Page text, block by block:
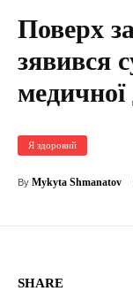
Поверх
зявився
Я здоровий
By Mykyta Shmanatov
SHARE